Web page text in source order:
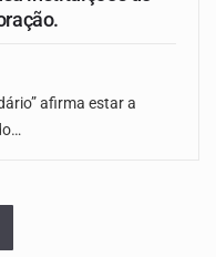
afirma estar a